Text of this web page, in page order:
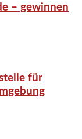
– gewinnen
für